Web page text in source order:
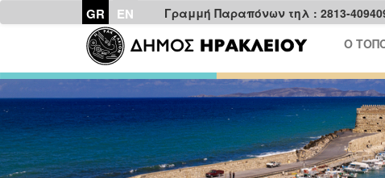
GR EN Γραμμή Παραπόνων τηλ : 2813-
Ο